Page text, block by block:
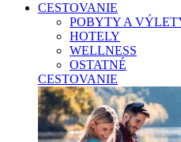
CESTOVANIE
POBYTY A
HOTELY
WELLNESS
OSTATNÉ
CESTOVANIE